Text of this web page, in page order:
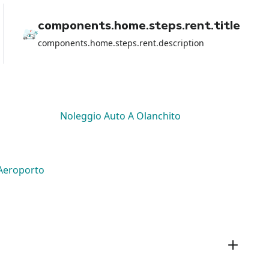
loro non hanno fatto
aiutarmi a parte girare
rental car dell aeroporto.
components.home.steps.rent.title
components.home.steps.rent.description
Noleggio Auto A Olanchito